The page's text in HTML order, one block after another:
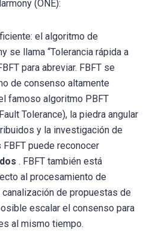
(ONE):
el algoritmo de
se llama “Tolerancia rápida a
para abreviar. FBFT se
de consenso altamente
famoso algoritmo PBFT
Tolerance), la piedra angular
y la investigación de
puede reconocer
. FBFT también está
al procesamiento de
de propuestas de
escalar el consenso para
al mismo tiempo.